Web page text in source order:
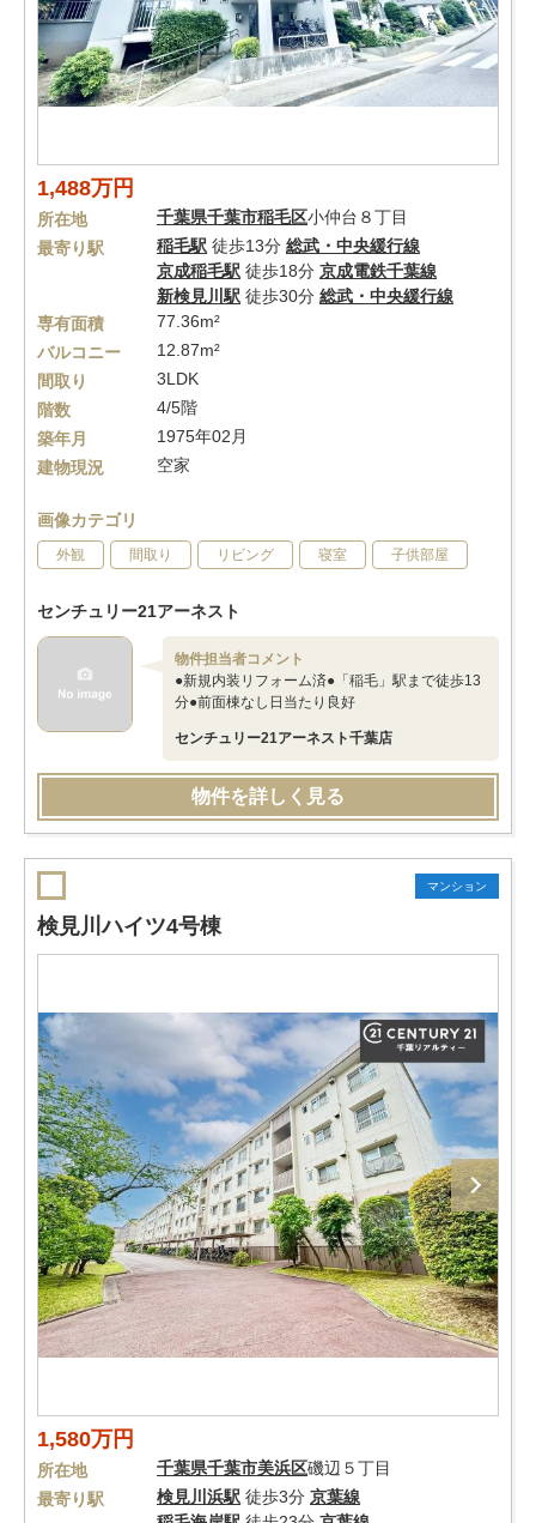
1,488万円
所在地 千葉県千葉市稲毛区小仲台８丁目
最寄り駅
稲毛駅 徒歩13分 総武・中央緩行線
京成稲毛駅 徒歩18分 京成電鉄千葉線
新検見川駅 徒歩30分 総武・中央緩行線
専有面積
77.36m²
バルコニー
12.87m²
間取り
3LDK
階数
4/5階
築年月
1975年02月
建物現況
空家
画像カテゴリ
外観 間取り リビング 寝室 子供部屋
センチュリー21アーネスト
物件担当者コメント
●新規内装リフォーム済●「稲毛」駅まで徒歩13
分●前面棟なし日当たり良好
センチュリー21アーネスト千葉店
物件を詳しく見る
マンション
検見川ハイツ4号棟
1,580万円
所在地 千葉県千葉市美浜区磯辺５丁目
最寄り駅
検見川浜駅 徒歩3分 京葉線